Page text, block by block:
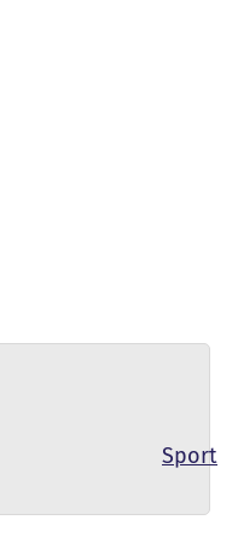
Sport